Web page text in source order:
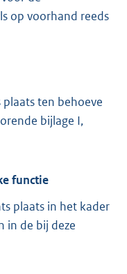
op voorhand reeds
ten behoeve
bijlage I,
functie
plaats in het kader
in de bij deze